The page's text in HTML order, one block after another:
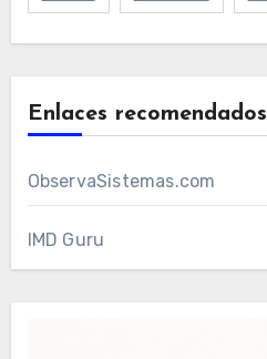
Enlaces recomendados
ObservaSistemas.com
IMD Guru